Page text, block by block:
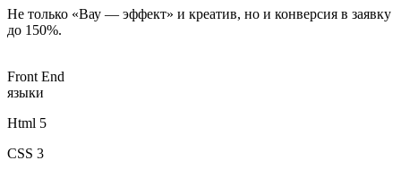
Не только «Вау — эффект» и креатив, но и конверсия в заявку
до 150%.
Front End
языки
Html 5
CSS 3